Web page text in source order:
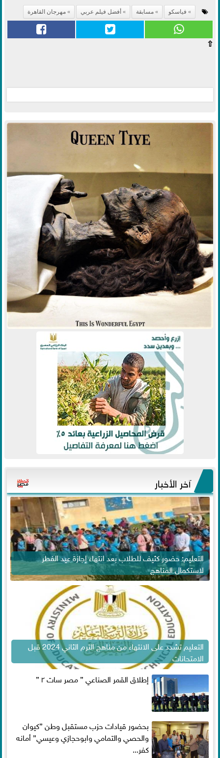
فياسكو مسابقة أفضل فيلم عربي مهرجان القاهرة
⇧
آخر الأخبار
التعليم: حضور كثيف للطلاب بعد انتهاء إجازة عيد الفطر
لاستكمال المناهج
التعليم تشدد على الانتهاء من مناهج الترم الثاني 2024 قبل
الامتحانات
إطلاق القمر الصناعي ” مصر سات ٢ ”
بحضور قيادات حزب مستقبل وطن ”كيوان
والحصي والتمامي وابوحجازي وعيسي” أمانه
كفر...